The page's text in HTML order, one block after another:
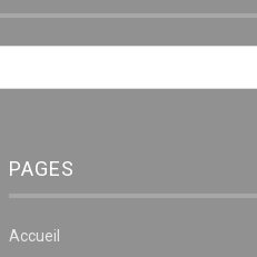
PAGES
Accueil